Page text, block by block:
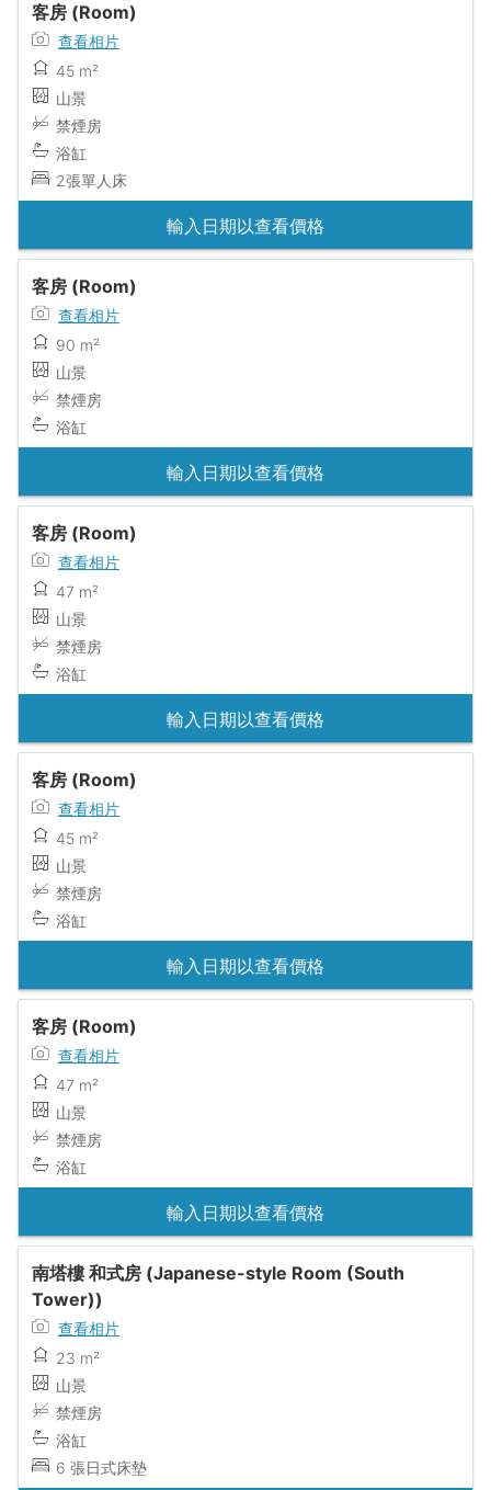
客房 (Room)
查看相片
45 m²
山景
禁煙房
浴缸
2張單人床
輸入日期以查看價格
客房 (Room)
查看相片
90 m²
山景
禁煙房
浴缸
輸入日期以查看價格
客房 (Room)
查看相片
47 m²
山景
禁煙房
浴缸
輸入日期以查看價格
客房 (Room)
查看相片
45 m²
山景
禁煙房
浴缸
輸入日期以查看價格
客房 (Room)
查看相片
47 m²
山景
禁煙房
浴缸
輸入日期以查看價格
南塔樓 和式房 (Japanese-style Room (South
Tower))
查看相片
23 m²
山景
禁煙房
浴缸
6 張日式床墊